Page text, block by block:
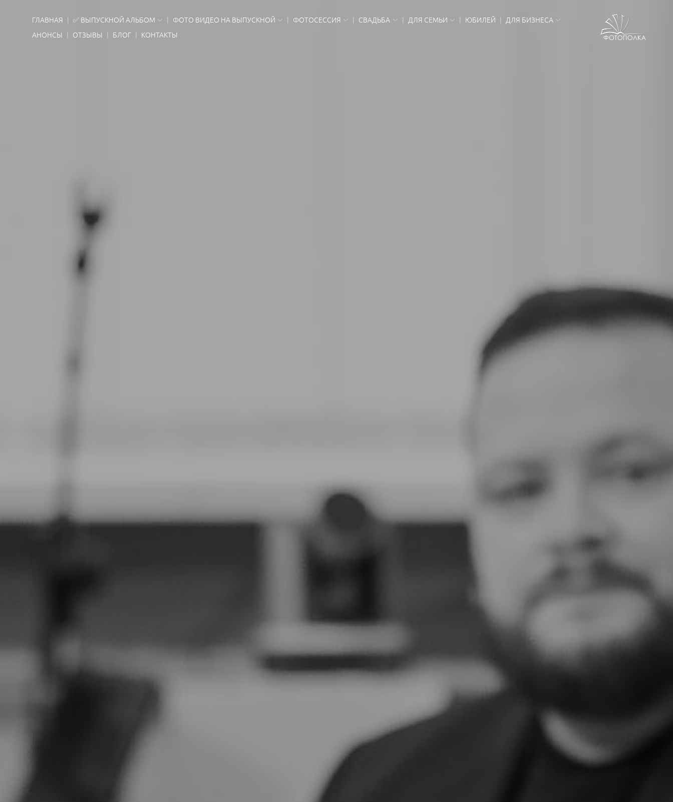
ГЛАВНАЯ ✅ ВЫПУСКНОЙ АЛЬБОМ ФОТО ВИДЕО НА ВЫПУСКНОЙ ФОТОСЕССИЯ СВАДЬБА ДЛЯ СЕМЬИ ЮБИЛЕЙ
ДЛЯ БИЗНЕСА
АНОНСЫ
ОТЗЫВЫ БЛОГ КОНТАКТЫ